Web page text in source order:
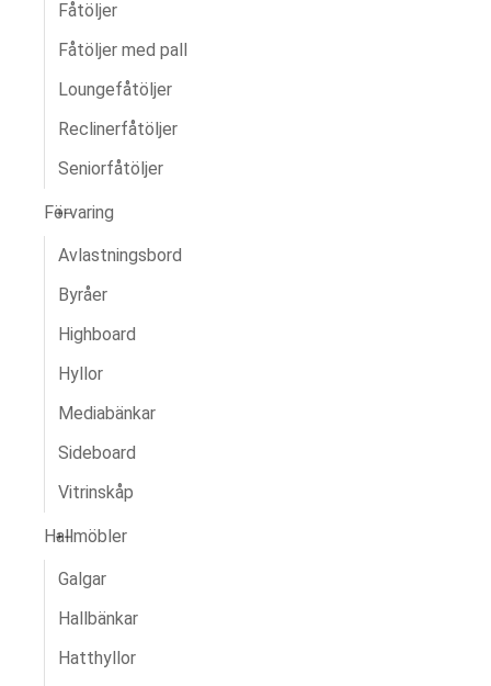
Fåtöljer
Fåtöljer med pall
Loungefåtöljer
Reclinerfåtöljer
Seniorfåtöljer
Förvaring
Avlastningsbord
Byråer
Highboard
Hyllor
Mediabänkar
Sideboard
Vitrinskåp
Hallmöbler
Galgar
Hallbänkar
Hatthyllor